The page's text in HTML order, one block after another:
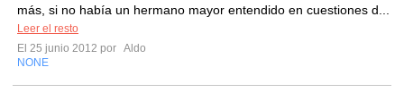
más, si no había un hermano mayor entendido en cuestiones d...
Leer el resto
El 25 junio 2012 por Aldo
NONE